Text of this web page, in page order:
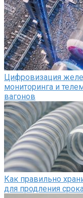
Цифровизация
мониторинга и
вагонов
Как правильно
для продления